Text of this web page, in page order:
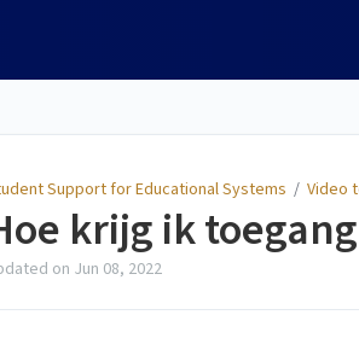
Support for Educational Systems / Video
krijg ik
on Jun 08, 2022